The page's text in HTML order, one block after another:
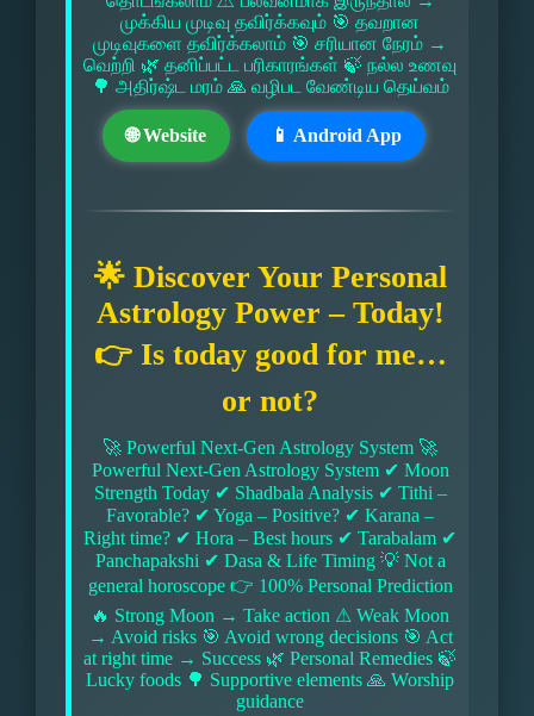
முக்கிய முடிவு தவிர்க்கவும் 🎯 தவறான
முடிவுகளை தவிர்க்கலாம் 🎯 சரியான நேரம் →
வெற்றி 🌿 தனிப்பட்ட பரிகாரங்கள் 🍃 நல்ல உணவு
🌳 அதிர்ஷ்ட மரம் 🙏 வழிபட வேண்டிய தெய்வம்
🌐 Website 📱 Android App
🌟 Discover Your Personal
Astrology Power – Today!
👉 Is today good for me…
or not?
🚀 Powerful Next-Gen Astrology System 🚀
Powerful Next-Gen Astrology System ✔ Moon
Strength Today ✔ Shadbala Analysis ✔ Tithi –
Favorable? ✔ Yoga – Positive? ✔ Karana –
Right time? ✔ Hora – Best hours ✔ Tarabalam ✔
Panchapakshi ✔ Dasa & Life Timing 💡 Not a
general horoscope 👉 100% Personal Prediction
🔥 Strong Moon → Take action ⚠ Weak Moon
→ Avoid risks 🎯 Avoid wrong decisions 🎯 Act
at right time → Success 🌿 Personal Remedies 🍃
Lucky foods 🌳 Supportive elements 🙏 Worship
guidance